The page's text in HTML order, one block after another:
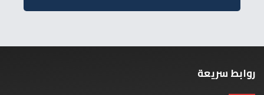
روابط سريعة